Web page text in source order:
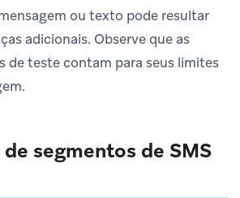
ou texto pode resultar
adicionais. Observe que as
de teste contam para seus limites
segmentos de SMS